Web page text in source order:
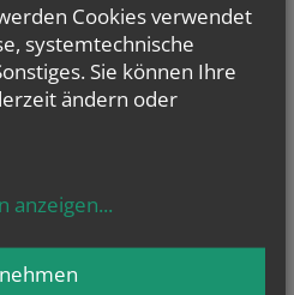
Päd. Markus Semelliker
(nicht hauptamtlich)
26.1.1976
der Piaristenvolksschule
am
Maria Treu
, Mesner
Cookies verwendet
systemtechnische
Sie können Ihre
ändern oder
anzeigen...